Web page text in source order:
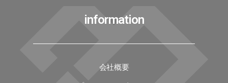
information
会社概要